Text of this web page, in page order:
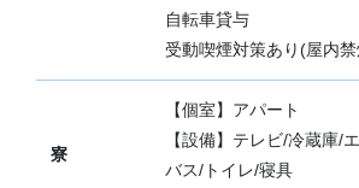
自転車貸与
受動喫煙対策あり(屋内
寮
【個室】アパート
【設備】テレビ/冷蔵庫/
バス/トイレ/寝具